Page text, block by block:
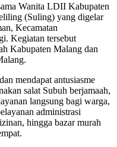
Wanita LDII Kabupaten
(Suling) yang digelar
Kecamatan
Kegiatan tersebut
Kabupaten Malang dan
mendapat antusiasme
salat Subuh berjamaah,
langsung bagi warga,
administrasi
hingga bazar murah